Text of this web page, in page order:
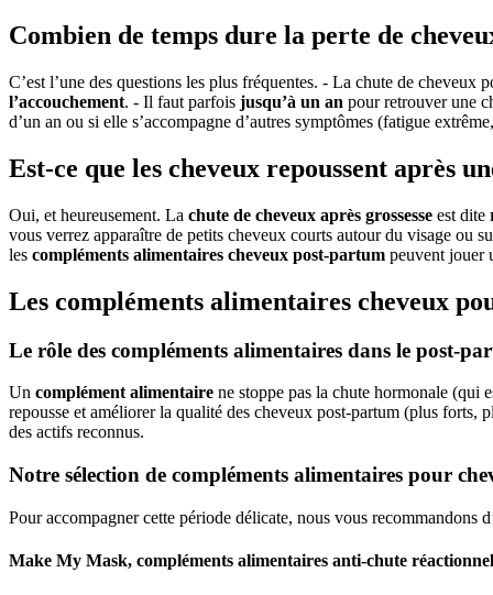
Combien de temps dure la perte de
C’est l’une des questions les plus fréquentes. - La chute de cheveux
l’accouchement. - Il faut parfois jusqu’à un an pour retrouver une
d’un an ou si elle s’accompagne d’autres symptômes (fatigue
Est-ce que les cheveux repoussent après
Oui, et heureusement. La chute de cheveux après grossesse est dite
vous verrez apparaître de petits cheveux courts autour du visage ou
les compléments alimentaires cheveux post-partum peuvent jouer
Les compléments alimentaires cheveux
Le rôle des compléments alimentaires dans le post-
Un complément alimentaire ne stoppe pas la chute hormonale (qui
repousse et améliorer la qualité des cheveux post-partum (plus forts,
des actifs reconnus.
Notre sélection de compléments alimentaires pour
Pour accompagner cette période délicate, nous vous recommandons
Make My Mask, compléments alimentaires anti-chute